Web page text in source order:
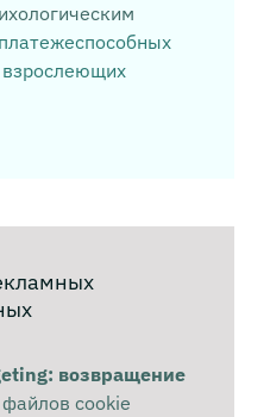
платежеспособных
возвращение
cookie